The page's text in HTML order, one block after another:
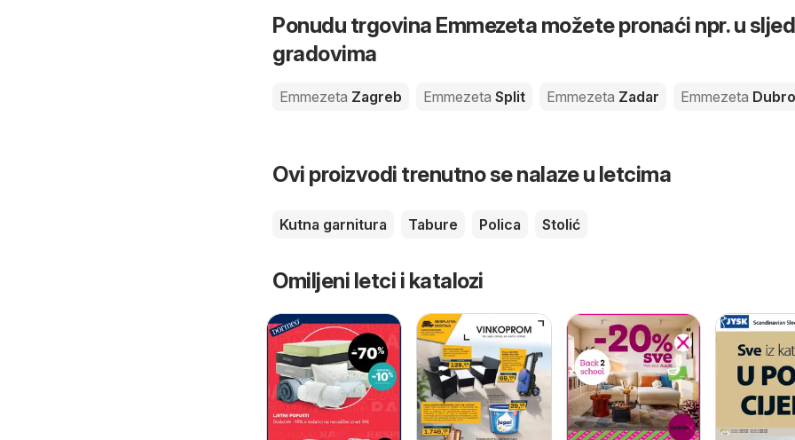
Ponudu trgovina Emmezeta možete pronaći npr. u
gradovima
Emmezeta Zagreb Emmezeta Split Emmezeta Zadar Emmezeta
Ovi proizvodi trenutno se nalaze u letcima
Kutna garnitura Tabure Polica Stolić
Omiljeni letci i katalozi